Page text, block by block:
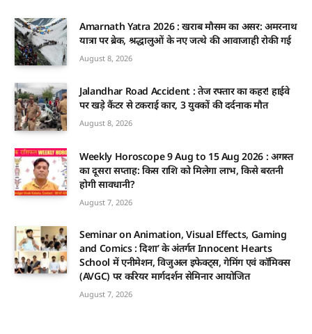
Amarnath Yatra 2026 : खराब मौसम का असर: अमरनाथ
यात्रा पर ब्रेक, श्रद्धालुओं के नए जत्थे की आवाजाही रोकी गई
August 8, 2026
Jalandhar Road Accident : तेज रफ्तार का कहर! हाईवे
पर खड़े कैंटर से टकराई कार, 3 युवकों की दर्दनाक मौत
August 8, 2026
Weekly Horoscope 9 Aug to 15 Aug 2026 : अगस्त
का दूसरा सप्ताह: किस राशि को मिलेगा लाभ, किसे बरतनी
होगी सावधानी?
August 7, 2026
Seminar on Animation, Visual Effects, Gaming
and Comics : दिशा’ के अंतर्गत Innocent Hearts
School में एनीमेशन, विजुअल इफेक्ट्स, गेमिंग एवं कॉमिक्स
(AVGC) पर करियर मार्गदर्शन सेमिनार आयोजित
August 7, 2026